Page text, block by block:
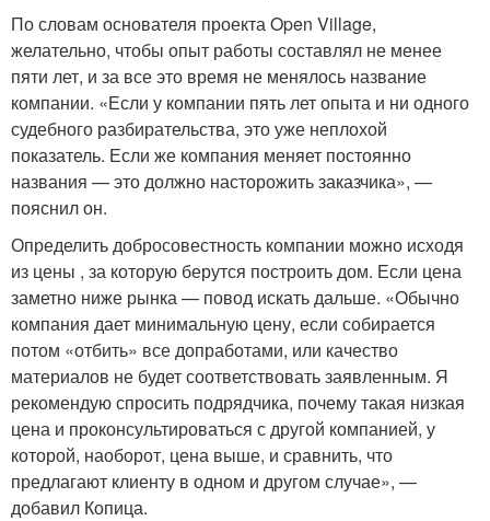
По словам основателя проекта Open Village,
желательно, чтобы опыт работы составлял не менее
пяти лет, и за все это время не менялось название
компании. «Если у компании пять лет опыта и ни одного
судебного разбирательства, это уже неплохой
показатель. Если же компания меняет постоянно
названия — это должно насторожить заказчика», —
пояснил он.
Определить добросовестность компании можно исходя
из цены , за которую берутся построить дом. Если цена
заметно ниже рынка — повод искать дальше. «Обычно
компания дает минимальную цену, если собирается
потом «отбить» все допработами, или качество
материалов не будет соответствовать заявленным. Я
рекомендую спросить подрядчика, почему такая низкая
цена и проконсультироваться с другой компанией, у
которой, наоборот, цена выше, и сравнить, что
предлагают клиенту в одном и другом случае», —
добавил Копица.